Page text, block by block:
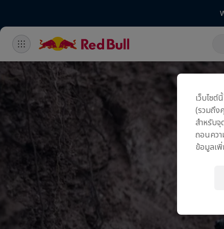
เว็บไซ
(รวมถึง
สำหรับ
ถอนคว
ข้อมูลเ